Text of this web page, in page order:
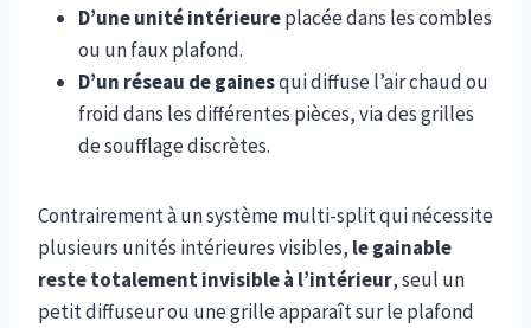
D’une unité intérieureplacée dans les combles
ou un faux plafond.
D’un réseau de gainesqui diffuse l’air chaud ou
froid dans les différentes pièces, via des grilles
de soufflage discrètes.
Contrairement à un système multi-split qui nécessite
plusieurs unités intérieures visibles, le gainable
reste totalement invisible à l’intérieur, seul un
petit diffuseur ou une grille apparaît sur le plafond